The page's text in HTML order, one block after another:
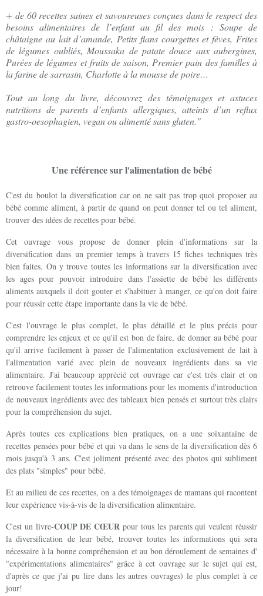
+ de 60 recettes saines et savoureuses conçues dans le respect des
besoins alimentaires de l’enfant au fil des mois : Soupe de
châtaigne au lait d’amande, Petits flans courgettes et fèves, Frites
de légumes oubliés, Moussaka de patate douce aux aubergines,
Purées de légumes et fruits de saison, Premier pain des familles à
la farine de sarrasin, Charlotte à la mousse de poire…
Tout au long du livre, découvrez des témoignages et astuces
nutritions de parents d’enfants allergiques, atteints d’un reflux
gastro-oesophagien, vegan ou alimenté sans gluten."
Une référence sur l'alimentation de bébé
C'est du boulot la diversification car on ne sait pas trop quoi proposer au
bébé comme aliment, à partir de quand on peut donner tel ou tel aliment,
trouver des idées de recettes pour bébé.
Cet ouvrage vous propose de donner plein d'informations sur la
diversification dans un premier temps à travers 15 fiches techniques très
bien faites. On y trouve toutes les informations sur la diversification avec
les ages pour pouvoir introduire dans l'assiette de bébé les différents
aliments auxquels il doit gouter et s'habituer à manger, ce qu'on doit faire
pour réussir cette étape importante dans la vie de bébé.
C'est l'ouvrage le plus complet, le plus détaillé et le plus précis pour
comprendre les enjeux et ce qu'il est bon de faire, de donner au bébé pour
qu'il arrive facilement à passer de l'alimentation exclusivement de lait à
l'alimentation varié avec plein de nouveaux ingrédients dans sa vie
alimentaire. J'ai beaucoup apprécié cet ouvrage car c'est très clair et on
retrouve facilement toutes les informations pour les moments d'introduction
de nouveaux ingrédients avec des tableaux bien pensés et surtout très clairs
pour la compréhension du sujet.
Après toutes ces explications bien pratiques, on a une soixantaine de
recettes pensées pour bébé et qui va dans le sens de la diversification dès 6
mois jusqu'à 3 ans. C'est joliment présenté avec des photos qui subliment
des plats "simples" pour bébé.
Et au milieu de ces recettes, on a des témoignages de mamans qui racontent
leur expérience vis-à-vis de la diversification alimentaire.
C'est un livre-COUP DE CŒUR pour tous les parents qui veulent réussir
la diversification de leur bébé, trouver toutes les informations qui sera
nécessaire à la bonne compréhension et au bon déroulement de semaines d'
"expérimentations alimentaires" grâce à cet ouvrage sur le sujet qui est,
d'après ce que j'ai pu lire dans les autres ouvrages) le plus complet à ce
jour!